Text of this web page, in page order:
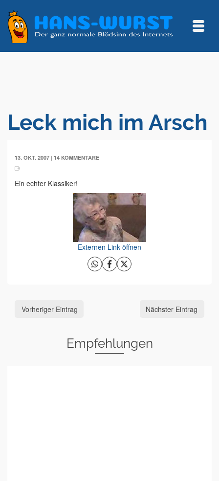
Leck mich im Arsch
13. OKT. 2007 | 14 KOMMENTARE
Ein echter Klassiker!
Externen Link öffnen
Vorheriger Eintrag Nächster Eintrag
Empfehlungen